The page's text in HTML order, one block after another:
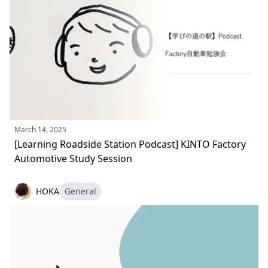
March 14, 2025
[Learning Roadside Station Podcast] KINTO Factory
Automotive Study Session
HOKA General